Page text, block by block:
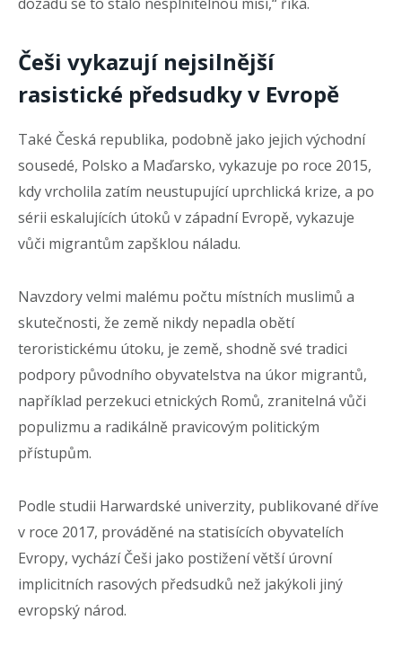
Češi vykazují nejsilnější
rasistické předsudky v Evropě
Také Česká republika, podobně jako jejich východní
sousedé, Polsko a Maďarsko, vykazuje po roce 2015,
kdy vrcholila zatím neustupující uprchlická krize, a po
sérii eskalujících útoků v západní Evropě, vykazuje
vůči migrantům zapšklou náladu.
Navzdory velmi malému počtu místních muslimů a
skutečnosti, že země nikdy nepadla obětí
teroristickému útoku, je země, shodně své tradici
podpory původního obyvatelstva na úkor migrantů,
například perzekuci etnických Romů, zranitelná vůči
populizmu a radikálně pravicovým politickým
přístupům.
Podle studii Harwardské univerzity, publikované dříve
v roce 2017, prováděné na statisících obyvatelích
Evropy, vychází Češi jako postižení větší úrovní
implicitních rasových předsudků než jakýkoli jiný
evropský národ.